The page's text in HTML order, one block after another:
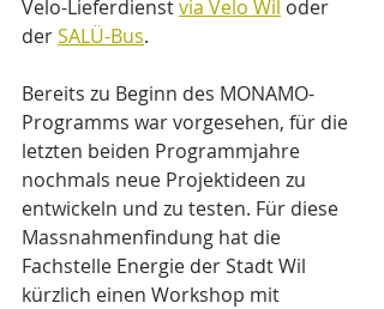
Velo-Lieferdienst via Velo Wil oder
der SALÜ-Bus.
Bereits zu Beginn des MONAMO-
Programms war vorgesehen, für die
letzten beiden Programmjahre
nochmals neue Projektideen zu
entwickeln und zu testen. Für diese
Massnahmenfindung hat die
Fachstelle Energie der Stadt Wil
kürzlich einen Workshop mit